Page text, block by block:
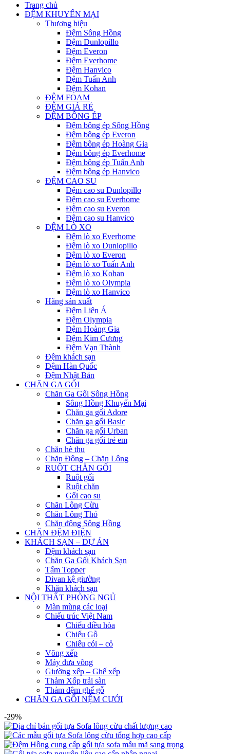
Trang chủ
ĐỆM KHUYẾN MẠI
Thương hiệu
Đệm Sông Hồng
Đệm Dunlopillo
Đệm Everon
Đệm Everhome
Đệm Hanvico
Đệm Tuấn Anh
Đệm Kohan
ĐỆM FOAM
ĐỆM GIÁ RẺ
ĐỆM BÔNG ÉP
Đệm bông ép Sông Hồng
Đệm bông ép Everon
Đệm bông ép Hoàng Gia
Đệm bông ép Everhome
Đệm bông ép Tuấn Anh
Đệm bông ép Hanvico
ĐỆM CAO SU
Đệm cao su Dunlopillo
Đệm cao su Everhome
Đệm cao su Everon
Đệm cao su Hanvico
ĐỆM LÒ XO
Đệm lò xo Everhome
Đệm lò xo Dunlopillo
Đệm lò xo Everon
Đệm lò xo Tuấn Anh
Đệm lò xo Kohan
Đệm lò xo Olympia
Đệm lò xo Hanvico
Hãng sản xuất
Đệm Liên Á
Đệm Olympia
Đệm Hoàng Gia
Đệm Kim Cương
Đệm Vạn Thành
Đệm khách sạn
Đệm Hàn Quốc
Đệm Nhật Bản
CHĂN GA GỐI
Chăn Ga Gối Sông Hồng
Sông Hồng Khuyến Mại
Chăn ga gối Adore
Chăn ga gối Basic
Chăn ga gối Urban
Chăn ga gối trẻ em
Chăn hè thu
Chăn Đông – Chăn Lông
RUỘT CHĂN GỐI
Ruột gối
Ruột chăn
Gối cao su
Chăn Lông Cừu
Chăn Lông Thỏ
Chăn đông Sông Hồng
CHĂN ĐỆM ĐIỆN
KHÁCH SẠN – DỰ ÁN
Đệm khách sạn
Chăn Ga Gối Khách Sạn
Tấm Topper
Divan kệ giường
Khăn khách sạn
NỘI THẤT PHÒNG NGỦ
Màn mùng các loại
Chiếu trúc Việt Nam
Chiếu điều hòa
Chiếu Gỗ
Chiếu cói – cỏ
Võng xếp
Máy đưa võng
Giường xếp – Ghế xếp
Thảm Xốp trải sàn
Thảm đệm ghế gỗ
CHĂN GA GỐI NỆM CƯỚI
-29%